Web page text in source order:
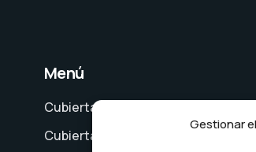
Gestionar
Menú
Cubiertas de persianas
Cubiertas de securidad